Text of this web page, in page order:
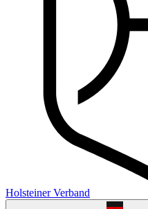
Holsteiner Verband